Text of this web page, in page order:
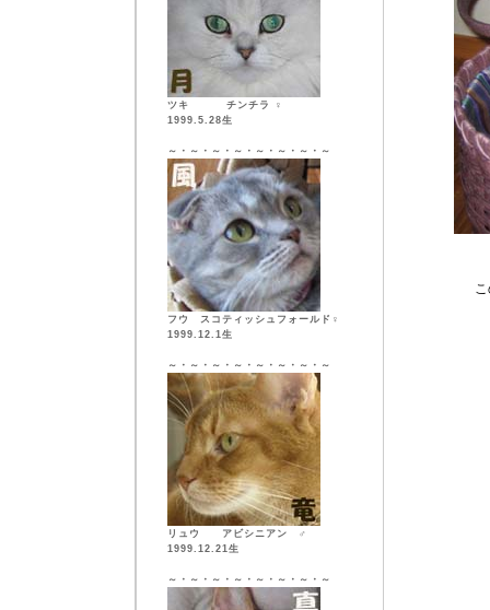
ツキ チンチラ ♀
1999.5.28生
～・～・～・～・～・～・～・～
フウ スコティッシュフォールド♀
1999.12.1生
～・～・～・～・～・～・～・～
リュウ アビシニアン ♂
1999.12.21生
～・～・～・～・～・～・～・～